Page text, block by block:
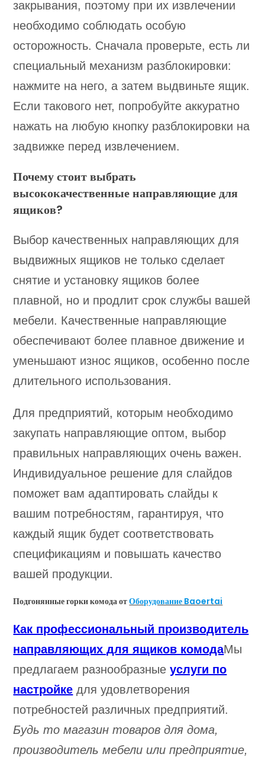
закрывания, поэтому при их извлечении
необходимо соблюдать особую
осторожность. Сначала проверьте, есть ли
специальный механизм разблокировки:
нажмите на него, а затем выдвиньте ящик.
Если такового нет, попробуйте аккуратно
нажать на любую кнопку разблокировки на
задвижке перед извлечением.
Почему стоит выбрать
высококачественные направляющие для
ящиков?
Выбор качественных направляющих для
выдвижных ящиков не только сделает
снятие и установку ящиков более
плавной, но и продлит срок службы вашей
мебели. Качественные направляющие
обеспечивают более плавное движение и
уменьшают износ ящиков, особенно после
длительного использования.
Для предприятий, которым необходимо
закупать направляющие оптом, выбор
правильных направляющих очень важен.
Индивидуальное решение для слайдов
поможет вам адаптировать слайды к
вашим потребностям, гарантируя, что
каждый ящик будет соответствовать
спецификациям и повышать качество
вашей продукции.
Подгонянные горки комода отОборудование Baoertai
Как профессиональный производитель
направляющих для ящиков комодаМы
предлагаем разнообразныеуслуги по
настройке для удовлетворения
потребностей различных предприятий.
Будь то магазин товаров для дома,
производитель мебели или предприятие,